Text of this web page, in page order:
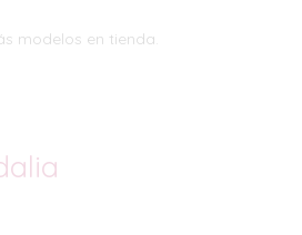
modelos en tienda.